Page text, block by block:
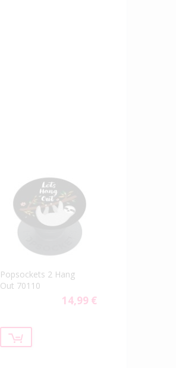
Popsockets 2 Hang
Out 70110
14,99 €